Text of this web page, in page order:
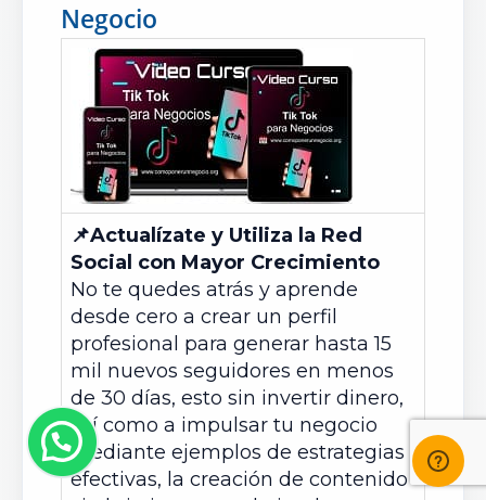
Negocio
📌Actualízate y Utiliza la Red
Social con Mayor Crecimiento
No te quedes atrás y aprende
desde cero a crear un perfil
profesional para generar hasta 15
mil nuevos seguidores en menos
de 30 días, esto sin invertir dinero,
así como a impulsar tu negocio
mediante ejemplos de estrategias
efectivas, la creación de contenido